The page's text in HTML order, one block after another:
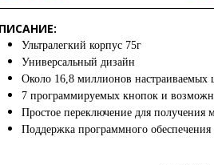
Ультралегкий корпус 75г
Универсальный дизайн
Около 16,8 миллионов настраиваемых
7 программируемых кнопок и
Простое переключение для получения
Поддержка программного